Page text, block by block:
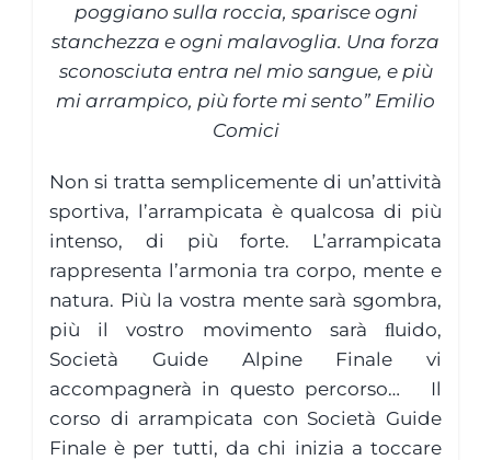
poggiano sulla roccia, sparisce ogni
stanchezza e ogni malavoglia. Una forza
sconosciuta entra nel mio sangue, e più
mi arrampico, più forte mi sento” Emilio
Comici
Non si tratta semplicemente di un’attività
sportiva, l’arrampicata è qualcosa di più
intenso, di più forte. L’arrampicata
rappresenta l’armonia tra corpo, mente e
natura. Più la vostra mente sarà sgombra,
più il vostro movimento sarà ﬂuido,
Società Guide Alpine Finale vi
accompagnerà in questo percorso… Il
corso di arrampicata con Società Guide
Finale è per tutti, da chi inizia a toccare